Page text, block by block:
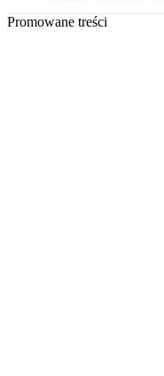
Promowane treści